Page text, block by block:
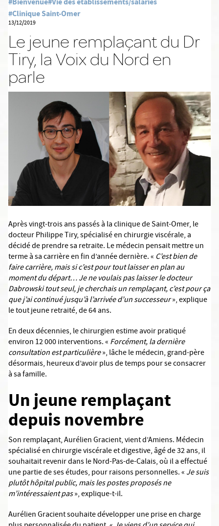
#Clinique Saint-Omer
13/12/2019
Le jeune remplaçant du Dr
Tiry, la Voix du Nord en
parle
Après vingt-trois ans passés à la clinique de Saint-Omer, le
docteur Philippe Tiry, spécialisé en chirurgie viscérale, a
décidé de prendre sa retraite. Le médecin pensait mettre un
terme à sa carrière en fin d’année dernière. « C’est bien de
faire carrière, mais si c’est pour tout laisser en plan au
moment du départ…Je ne voulais pas laisser le docteur
Dabrowski tout seul, je cherchais un remplaçant, c’est pour ça
que j’ai continué jusqu’à l’arrivée d’un successeur», explique
le tout jeune retraité, de 64 ans.
En deux décennies, le chirurgien estime avoir pratiqué
environ 12 000 interventions. « Forcément, la dernière
consultation est particulière», lâche le médecin, grand-père
désormais, heureux d’avoir plus de temps pour se consacrer
à sa famille.
Un jeune remplaçant
depuis novembre
Son remplaçant, Aurélien Gracient, vient d’Amiens. Médecin
spécialisé en chirurgie viscérale et digestive, âgé de 32 ans, il
souhaitait revenir dans le Nord-Pas-de-Calais, où il a effectué
une partie de ses études, pour raisons personnelles. « Je suis
plutôt hôpital public, mais les postes proposés ne
m’intéressaient pas», explique-t-il.
Aurélien Gracient souhaite développer une prise en charge